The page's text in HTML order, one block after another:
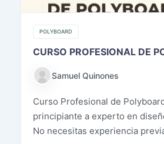
POLYBOARD
CURSO PROFESIONAL DE
Samuel Quinones
Curso Profesional de
principiante a experto en
No necesitas experiencia